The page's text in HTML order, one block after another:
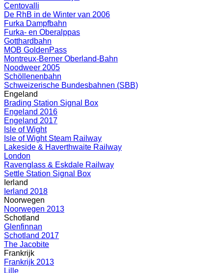
Centovalli
De RhB in de Winter van 2006
Furka Dampfbahn
Furka- en Oberalppas
Gotthardbahn
MOB GoldenPass
Montreux-Berner Oberland-Bahn
Noodweer 2005
Schöllenenbahn
Schweizerische Bundesbahnen (SBB)
Engeland
Brading Station Signal Box
Engeland 2016
Engeland 2017
Isle of Wight
Isle of Wight Steam Railway
Lakeside & Haverthwaite Railway
London
Ravenglass & Eskdale Railway
Settle Station Signal Box
Ierland
Ierland 2018
Noorwegen
Noorwegen 2013
Schotland
Glenfinnan
Schotland 2017
The Jacobite
Frankrijk
Frankrijk 2013
Lille